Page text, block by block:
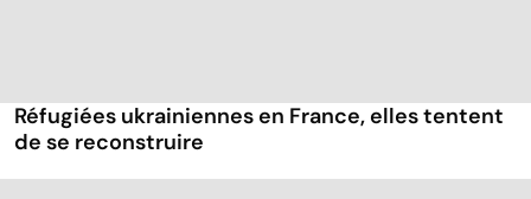
Réfugiées ukrainiennes en France, elles tentent
de se reconstruire